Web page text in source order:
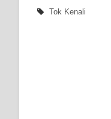
Tok Kenali